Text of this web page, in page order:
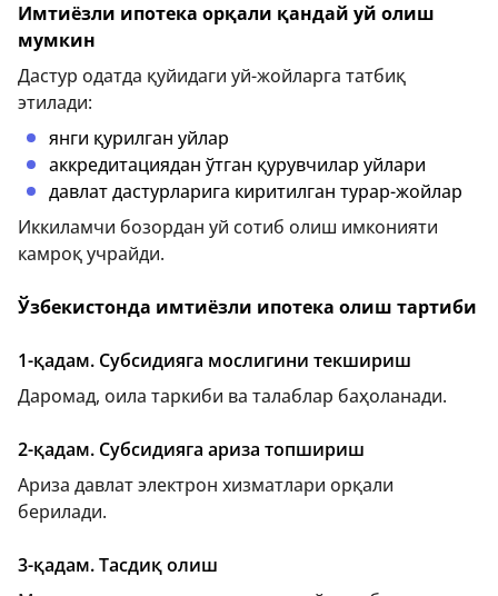
Имтиёзли ипотека орқали қандай уй олиш
мумкин
Дастур одатда қуйидаги уй-жойларга татбиқ
этилади:
янги қурилган уйлар
аккредитациядан ўтган қурувчилар уйлари
давлат дастурларига киритилган турар-жойлар
Иккиламчи бозордан уй сотиб олиш имконияти
камроқ учрайди.
Ўзбекистонда имтиёзли ипотека олиш тартиби
1-қадам. Субсидияга мослигини текшириш
Даромад, оила таркиби ва талаблар баҳоланади.
2-қадам. Субсидияга ариза топшириш
Ариза давлат электрон хизматлари орқали
берилади.
3-қадам. Тасдиқ олиш